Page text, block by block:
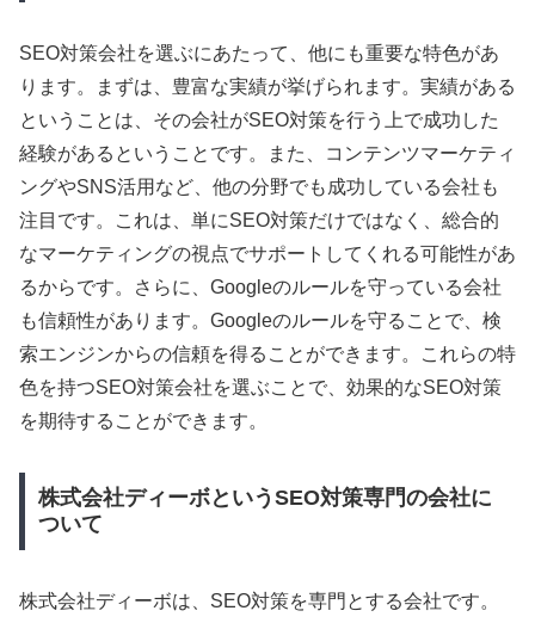
SEO対策会社を選ぶにあたって、他にも重要な特色があ
ります。まずは、豊富な実績が挙げられます。実績がある
ということは、その会社がSEO対策を行う上で成功した
経験があるということです。また、コンテンツマーケティ
ングやSNS活用など、他の分野でも成功している会社も
注目です。これは、単にSEO対策だけではなく、総合的
なマーケティングの視点でサポートしてくれる可能性があ
るからです。さらに、Googleのルールを守っている会社
も信頼性があります。Googleのルールを守ることで、検
索エンジンからの信頼を得ることができます。これらの特
色を持つSEO対策会社を選ぶことで、効果的なSEO対策
を期待することができます。
株式会社ディーボというSEO対策専門の会社に
ついて
株式会社ディーボは、SEO対策を専門とする会社です。